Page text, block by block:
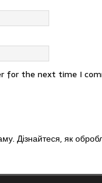
for the next time I
Дізнайтеся, як